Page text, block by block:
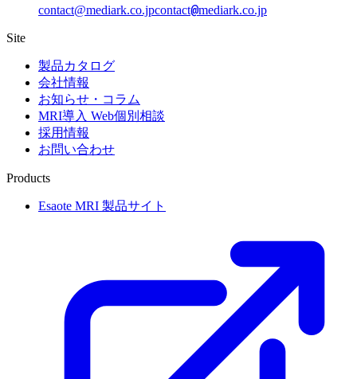
contact@mediark.co.jpcontact@mediark.co.jp
Site
製品カタログ
会社情報
お知らせ・コラム
MRI導入 Web個別相談
採用情報
お問い合わせ
Products
Esaote MRI 製品サイト